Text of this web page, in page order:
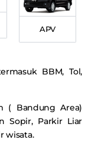
APV
BBM, Tol,
( Bandung Area)
Sopir, Parkir Liar
wisata.